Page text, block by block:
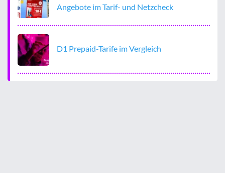
Angebote im Tarif- und Netzcheck
D1 Prepaid-Tarife im Vergleich